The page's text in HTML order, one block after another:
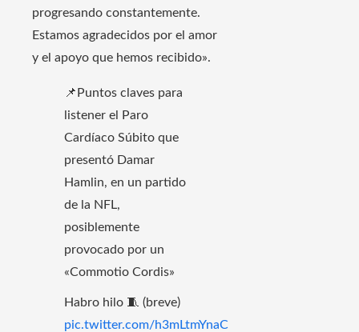
progresando constantemente.
Estamos agradecidos por el amor
y el apoyo que hemos recibido».
📌Puntos claves para
listener el Paro
Cardíaco Súbito que
presentó Damar
Hamlin, en un partido
de la NFL,
posiblemente
provocado por un
«Commotio Cordis»
Habro hilo 🧵 (breve)
pic.twitter.com/h3mLtmYnaC